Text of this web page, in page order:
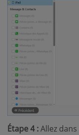
Étape 4 :Allez dans